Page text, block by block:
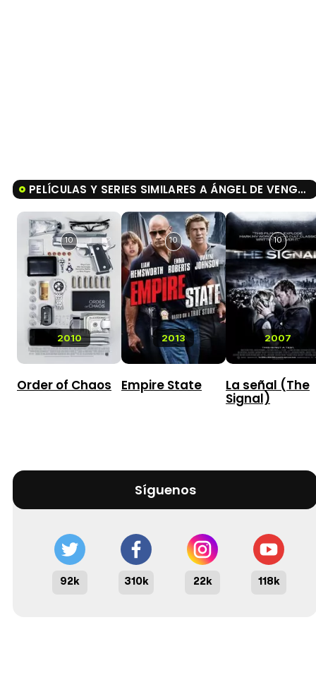
PELÍCULAS Y SERIES SIMILARES A ÁNGEL DE VENGANZA
2010
10
Order of Chaos
2013
10
Empire State
2007
10
La señal (The
Signal)
Síguenos
92k 310k 22k 118k